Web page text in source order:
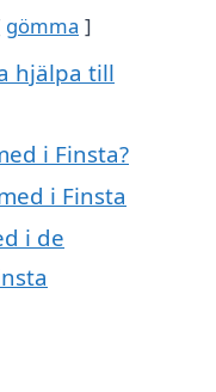
gömma
hjälpa till
i Finsta?
i Finsta
i de